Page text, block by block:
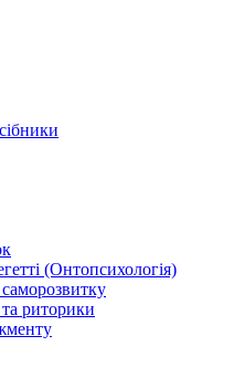
(Онтопсихологія)
риторики